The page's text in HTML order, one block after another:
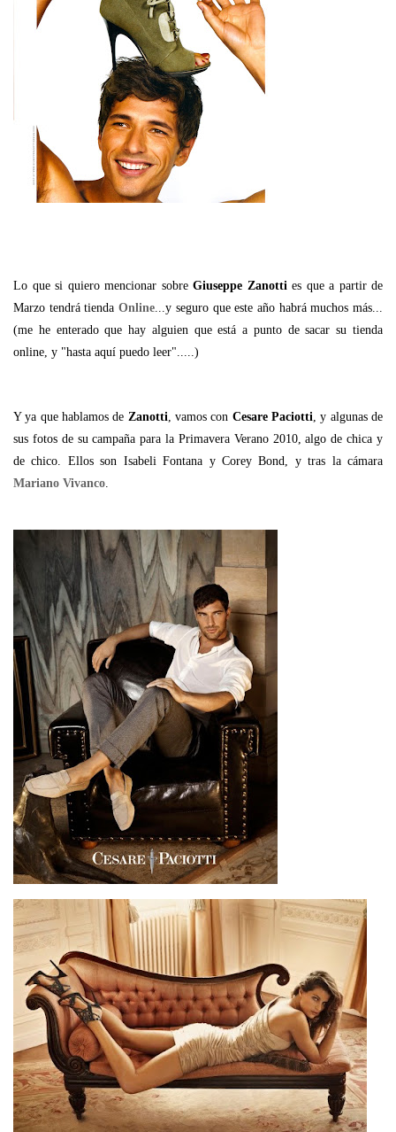
Lo que si quiero mencionar sobre Giuseppe Zanotti es que a partir de
Marzo tendrá tiendaOnline ...y seguro que este año habrá muchos más...
(me he enterado que hay alguien que está a punto de sacar su tienda
online, y "hasta aquí puedo leer".....)
Y ya que hablamos de Zanotti , vamos con Cesare Paciotti , y algunas de
sus fotos de su campaña para la Primavera Verano 2010, algo de chica y
de chico. Ellos son Isabeli Fontana y Corey Bond, y tras la cámara
Mariano Vivanco